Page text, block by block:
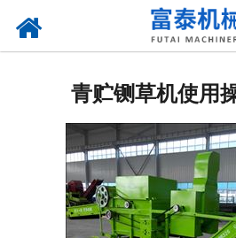
青贮铡草机使用